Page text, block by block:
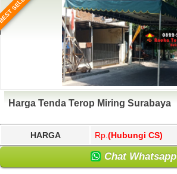
SELLER
Harga Tenda Terop Miring Surabaya
HARGA Rp. (Hubungi CS)
Chat Whatsapp